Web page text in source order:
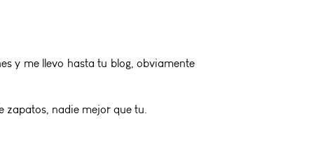
y me llevo hasta tu blog, obviamente
zapatos, nadie mejor que tu.